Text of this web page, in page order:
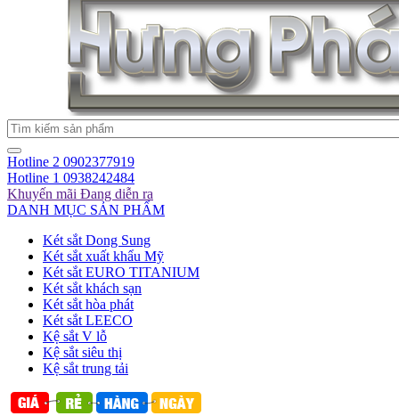
Hotline 2 0902377919
Hotline 1 0938242484
Khuyến mãi Đang diễn ra
DANH MỤC SẢN PHẨM
Két sắt Dong Sung
Két sắt xuất khẩu Mỹ
Két sắt EURO TITANIUM
Két sắt khách sạn
Két sắt hòa phát
Két sắt LEECO
Kệ sắt V lỗ
Kệ sắt siêu thị
Kệ sắt trung tải